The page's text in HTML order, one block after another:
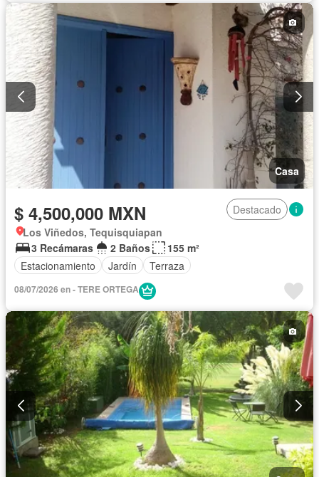
Casa
$ 4,500,000 MXN
Destacado
Los Viñedos, Tequisquiapan
3 Recámaras
2 Baños
155 m²
Estacionamiento
Jardín Terraza
08/07/2026 en - TERE ORTEGA